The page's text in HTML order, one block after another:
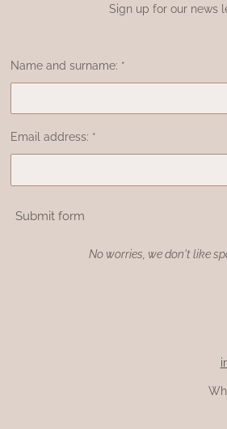
Sign up for our news
Name and surname: *
Email address: *
Submit form
No worries, we don't like